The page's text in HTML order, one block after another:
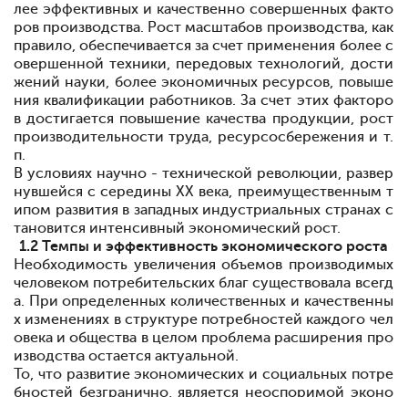
лее эффективных и качественно совершенных факто
ров производства. Рост масштабов производства, как
правило, обеспечивается за счет применения более с
овершенной техники, передовых технологий, дости
жений науки, более экономичных ресурсов, повыше
ния квалификации работников. За счет этих факторо
в достигается повышение качества продукции, рост
производительности труда, ресурсосбережения и т.
п.
В условиях научно - технической революции, развер
нувшейся с середины ХХ века, преимущественным т
ипом развития в западных индустриальных странах с
тановится интенсивный экономический рост.
1.2 Темпы и эффективность экономического роста
Необходимость увеличения объемов производимых
человеком потребительских благ существовала всегд
а. При определенных количественных и качественны
х изменениях в структуре потребностей каждого чел
овека и общества в целом проблема расширения про
изводства остается актуальной.
То, что развитие экономических и социальных потре
бностей безгранично, является неоспоримой эконо